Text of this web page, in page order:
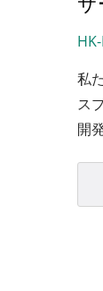
私
ス
開
は
に